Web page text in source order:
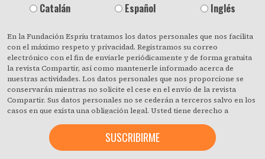
Catalán
Español Inglés
En la Fundación Espriu tratamos los datos personales que nos facilita
con el máximo respeto y privacidad. Registramos su correo
electrónico con el fin de enviarle periódicamente y de forma gratuita
la revista Compartir, así como mantenerle informado acerca de
nuestras actividades. Los datos personales que nos proporcione se
conservarán mientras no solicite el cese en el envío de la revista
Compartir. Sus datos personales no se cederán a terceros salvo en los
casos en que exista una obligación legal. Usted tiene derecho a
tratando sus datos personales y a revocar cuando lo desee, con efecto
inmediato, su consentimiento para ello. También puede acceder a sus
datos personales, rectificar los que sean inexactos o solicitar su